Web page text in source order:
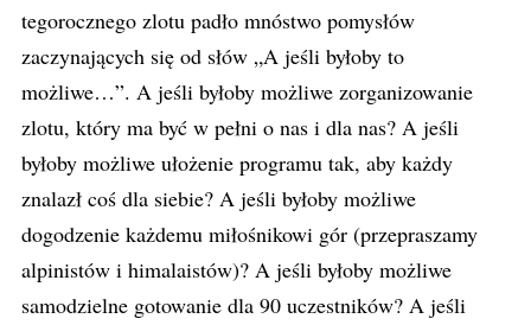
tegorocznego zlotu padło mnóstwo pomysłów
zaczynających się od słów „A jeśli byłoby to
możliwe…”. A jeśli byłoby możliwe zorganizowanie
zlotu, który ma być w pełni o nas i dla nas? A jeśli
byłoby możliwe ułożenie programu tak, aby każdy
znalazł coś dla siebie? A jeśli byłoby możliwe
dogodzenie każdemu miłośnikowi gór (przepraszamy
alpinistów i himalaistów)? A jeśli byłoby możliwe
samodzielne gotowanie dla 90 uczestników? A jeśli